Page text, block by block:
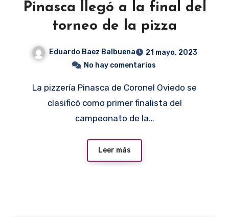
Pinasca llegó a la final del
torneo de la pizza
Eduardo Baez Balbuena
21 mayo, 2023
No hay comentarios
La pizzería Pinasca de Coronel Oviedo se
clasificó como primer finalista del
campeonato de la…
Leer más